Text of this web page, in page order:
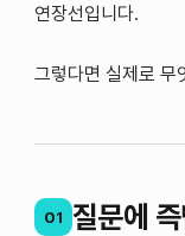
연장선입니다.
그렇다면 실제로 무
01 질문에